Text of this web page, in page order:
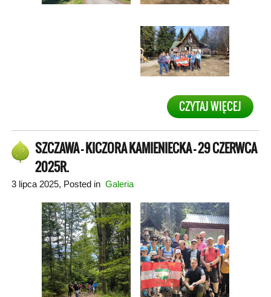
CZYTAJ WIĘCEJ
SZCZAWA – KICZORA KAMIENIECKA – 29 CZERWCA
2025R.
3 lipca 2025, Posted in Galeria